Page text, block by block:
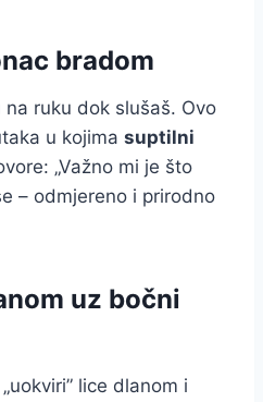
bradom
ruku dok slušaš. Ovo
u kojima suptilni
„Važno mi je što
– odmjereno i prirodno
uz bočni
lice dlanom i